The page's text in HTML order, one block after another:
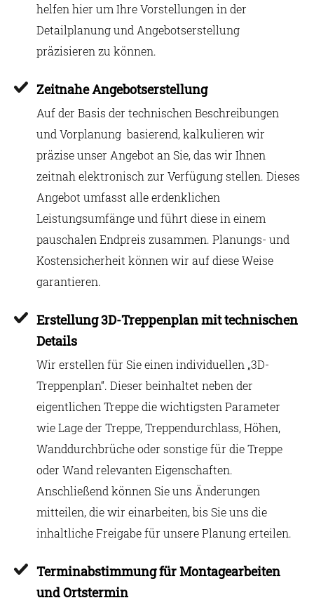
helfen hier um Ihre Vorstellungen in der
Detailplanung und Angebotserstellung
präzisieren zu können.
Zeitnahe Angebotserstellung
Auf der Basis der technischen Beschreibungen
und Vorplanung basierend, kalkulieren wir
präzise unser Angebot an Sie, das wir Ihnen
zeitnah elektronisch zur Verfügung stellen. Dieses
Angebot umfasst alle erdenklichen
Leistungsumfänge und führt diese in einem
pauschalen Endpreis zusammen. Planungs- und
Kostensicherheit können wir auf diese Weise
garantieren.
Erstellung 3D-Treppenplan mit technischen
Details
Wir erstellen für Sie einen individuellen „3D-
Treppenplan“. Dieser beinhaltet neben der
eigentlichen Treppe die wichtigsten Parameter
wie Lage der Treppe, Treppendurchlass, Höhen,
Wanddurchbrüche oder sonstige für die Treppe
oder Wand relevanten Eigenschaften.
Anschließend können Sie uns Änderungen
mitteilen, die wir einarbeiten, bis Sie uns die
inhaltliche Freigabe für unsere Planung erteilen.
Terminabstimmung für Montagearbeiten
und Ortstermin